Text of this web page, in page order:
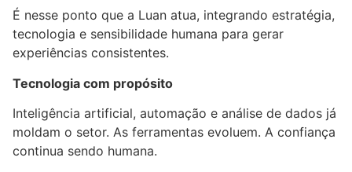
É nesse ponto que a Luan atua, integrando estratégia,
tecnologia e sensibilidade humana para gerar
experiências consistentes.
Tecnologia com propósito
Inteligência artificial, automação e análise de dados já
moldam o setor. As ferramentas evoluem. A confiança
continua sendo humana.